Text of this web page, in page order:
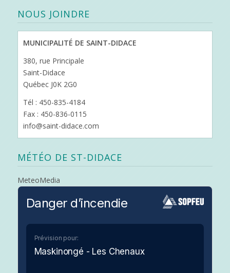
NOUS JOINDRE
MUNICIPALITÉ DE SAINT-DIDACE
380, rue Principale
Saint-Didace
Québec J0K 2G0
Tél : 450-835-4184
Fax : 450-836-0115
info@saint-didace.com
MÉTÉO DE ST-DIDACE
MeteoMedia
Danger d’incendie
Prévision pour:
Maskinongé - Les Chenaux